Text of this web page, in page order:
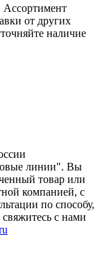
от других
наличие
линии". Вы
товар или
компанией, с
по способу,
с нами